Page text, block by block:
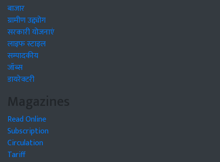
बाजार
ग्रामीण उद्द्योग
सरकारी योजनाएं
लाइफ स्टाइल
सम्पादकीय
जॉब्स
डायरेक्टरी
Magazines
Read Online
Subscription
Circulation
Tariff